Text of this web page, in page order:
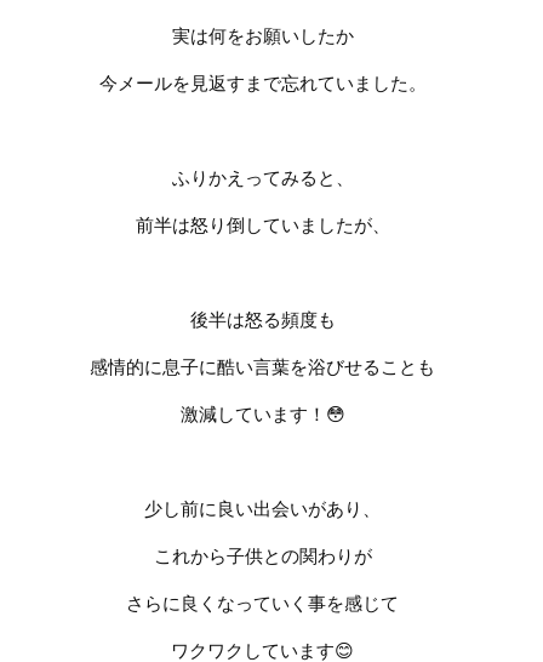
実は何をお願いしたか
今メールを見返すまで忘れていました。
ふりかえってみると、
前半は怒り倒していましたが、
後半は怒る頻度も
感情的に息子に酷い言葉を浴びせることも
激減しています！ 😳
少し前に良い出会いがあり、
これから子供との関わりが
さらに良くなっていく事を感じて
ワクワクしています😊